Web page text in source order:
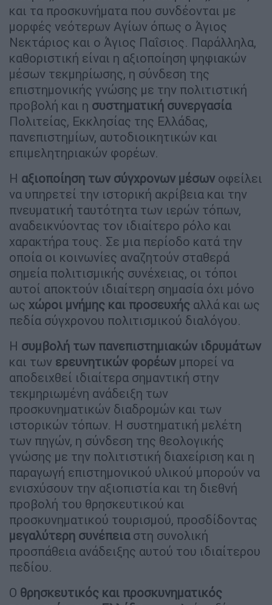
και τα προσκυνήματα που συνδέονται με
μορφές νεότερων Αγίων όπως ο Άγιος
Νεκτάριος και ο Άγιος Παΐσιος. Παράλληλα,
καθοριστική είναι η αξιοποίηση ψηφιακών
μέσων τεκμηρίωσης, η σύνδεση της
επιστημονικής γνώσης με την πολιτιστική
προβολή και η συστηματική συνεργασία
Πολιτείας, Εκκλησίας της Ελλάδας,
πανεπιστημίων, αυτοδιοικητικών και
επιμελητηριακών φορέων.
Η αξιοποίηση των σύγχρονων μέσων οφείλει
να υπηρετεί την ιστορική ακρίβεια και την
πνευματική ταυτότητα των ιερών τόπων,
αναδεικνύοντας τον ιδιαίτερο ρόλο και
χαρακτήρα τους. Σε μια περίοδο κατά την
οποία οι κοινωνίες αναζητούν σταθερά
σημεία πολιτισμικής συνέχειας, οι τόποι
αυτοί αποκτούν ιδιαίτερη σημασία όχι μόνο
ως χώροι μνήμης και προσευχής αλλά και ως
πεδία σύγχρονου πολιτισμικού διαλόγου.
Η συμβολή των πανεπιστημιακών ιδρυμάτων
και των ερευνητικών φορέων μπορεί να
αποδειχθεί ιδιαίτερα σημαντική στην
τεκμηριωμένη ανάδειξη των
προσκυνηματικών διαδρομών και των
ιστορικών τόπων. Η συστηματική μελέτη
των πηγών, η σύνδεση της θεολογικής
γνώσης με την πολιτιστική διαχείριση και η
παραγωγή επιστημονικού υλικού μπορούν να
ενισχύσουν την αξιοπιστία και τη διεθνή
προβολή του θρησκευτικού και
προσκυνηματικού τουρισμού, προσδίδοντας
μεγαλύτερη συνέπειαστη συνολική
προσπάθεια ανάδειξης αυτού του ιδιαίτερου
πεδίου.
Ο θρησκευτικός και προσκυνηματικός